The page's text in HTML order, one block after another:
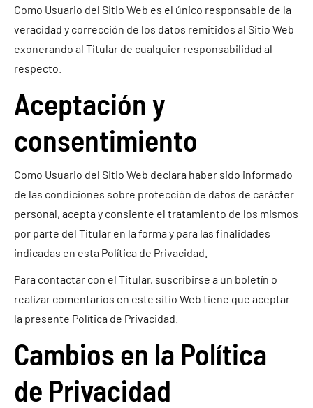
Como Usuario del Sitio Web es el único responsable de la
veracidad y corrección de los datos remitidos al Sitio Web
exonerando al Titular de cualquier responsabilidad al
respecto.
Aceptación y
consentimiento
Como Usuario del Sitio Web declara haber sido informado
de las condiciones sobre protección de datos de carácter
personal, acepta y consiente el tratamiento de los mismos
por parte del Titular en la forma y para las finalidades
indicadas en esta Política de Privacidad.
Para contactar con el Titular, suscribirse a un boletín o
realizar comentarios en este sitio Web tiene que aceptar
la presente Política de Privacidad.
Cambios en la Política
de Privacidad